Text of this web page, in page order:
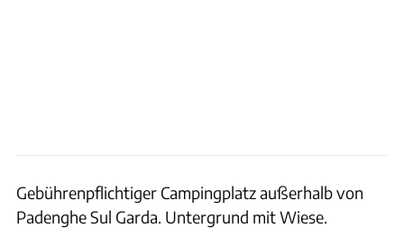
Gebührenpflichtiger Campingplatz außerhalb von
Padenghe Sul Garda. Untergrund mit Wiese.